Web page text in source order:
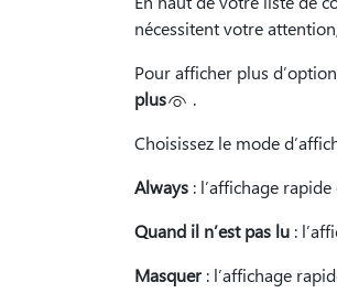
nécessitent votre
Pour afficher plus
plus
.
Choisissez le mode
Always : l’affichage
Quand il n’est pas lu :
Masquer: l’affichage